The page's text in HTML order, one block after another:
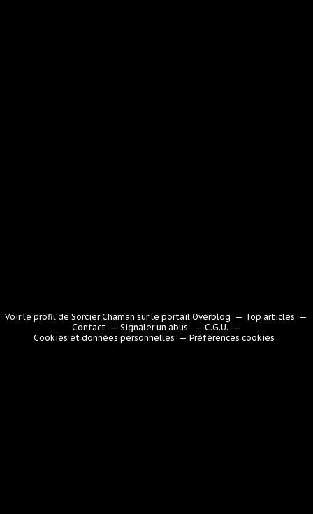
Voir le profil deSorcier Chaman sur le portail Overblog
Top articles
Contact
Signaler un abus
C.G.U.
Cookies et données personnelles
Préférences cookies